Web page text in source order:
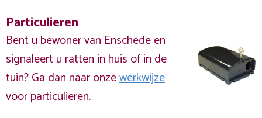
Particulieren
Bent u bewoner van Enschede en
signaleert u ratten in huis of in de
tuin? Ga dan naar onzewerkwijze
voor particulieren.